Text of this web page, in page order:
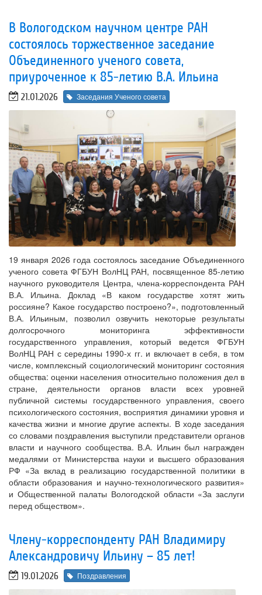
В Вологодском научном центре РАН
состоялось торжественное заседание
Объединенного ученого совета,
приуроченное к 85-летию В.А. Ильина
21.01.2026 Заседания Ученого совета
19 января 2026 года состоялось заседание Объединенного
ученого совета ФГБУН ВолНЦ РАН, посвященное 85-летию
научного руководителя Центра, члена-корреспондента РАН
В.А. Ильина. Доклад «В каком государстве хотят жить
россияне? Какое государство построено?», подготовленный
В.А. Ильиным, позволил озвучить некоторые результаты
долгосрочного мониторинга эффективности
государственного управления, который ведется ФГБУН
ВолНЦ РАН с середины 1990-х гг. и включает в себя, в том
числе, комплексный социологический мониторинг состояния
общества: оценки населения относительно положения дел в
стране, деятельности органов власти всех уровней
публичной системы государственного управления, своего
психологического состояния, восприятия динамики уровня и
качества жизни и многие другие аспекты. В ходе заседания
со словами поздравления выступили представители органов
власти и научного сообщества. В.А. Ильин был награжден
медалями от Министерства науки и высшего образования
РФ «За вклад в реализацию государственной политики в
области образования и научно-технологического развития»
и Общественной палаты Вологодской области «За заслуги
перед обществом».
Члену-корреспонденту РАН Владимиру
Александровичу Ильину – 85 лет!
19.01.2026 Поздравления